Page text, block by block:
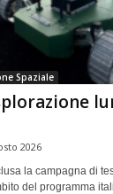
Spaziale
2026
la campagna di
del programma